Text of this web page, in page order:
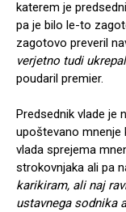
katerem je
pa je bilo le-to
zagotovo preveril
verjetno tudi
poudaril premier.
Predsednik vlade je
upoštevano mnenje
vlada sprejema
strokovnjaka ali pa
karikiram, ali naj
ustavnega sodnika